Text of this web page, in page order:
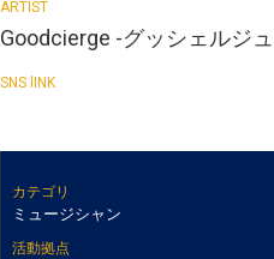
Goodcierge -グッシェルジ
カテゴリ
ミュージシャン
活動拠点